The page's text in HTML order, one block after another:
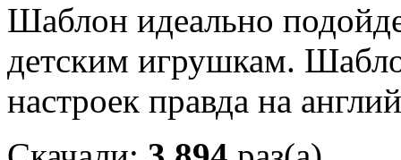
Шаблон идеально
детским игрушкам.
настроек правда на